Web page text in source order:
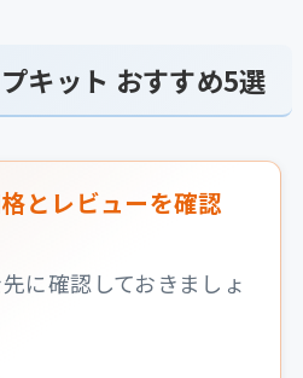
キット おすすめ5選
とレビューを確認
に確認しておきましょ